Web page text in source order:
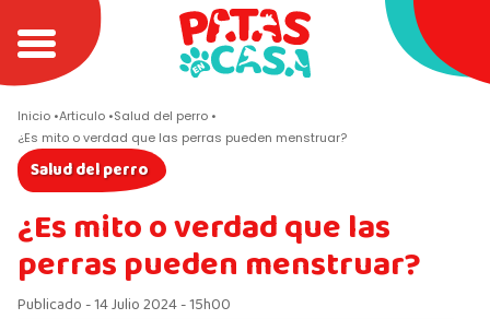
Inicio Articulo Salud del perro
¿Es mito o verdad que las perras pueden menstruar?
Salud del perro
¿Es mito o verdad que las
perras pueden menstruar?
Publicado - 14 Julio 2024 - 15h00